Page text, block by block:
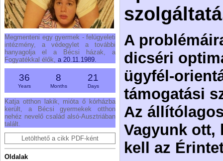
Megmenteni egy gyermek - felügyeleti
intézmény, a védegylet a további
hanyagolja el a Bécsi házak, a
Fogyatékkal élők, a 20.11.1989.
36
Years
8
Months
21
Days
Katja otthon lakik, mióta ő kórházba
került, a Bécsi gyermekek otthon
nehéz nevelő család alsó-Ausztriában
talált.
Letölthető a cikk PDF-ként
Oldalak
A
dicséri
ügyfél-
támogatási
Az
Vagyunk ott,
kell az